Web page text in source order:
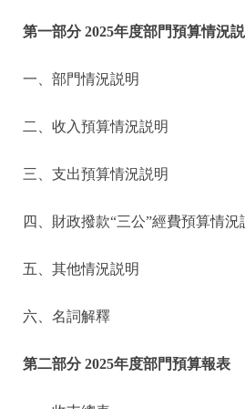
第一部分 2025年度部門預算情況
一、部門情況説明
二、收入預算情況説明
三、支出預算情況説明
四、財政撥款“三公”經費預算情況
五、其他情況説明
六、名詞解釋
第二部分 2025年度部門預算報表